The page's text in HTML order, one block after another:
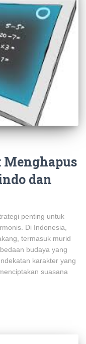
dan
penting untuk
Di Indonesia,
termasuk murid
budaya yang
karakter yang
suasana